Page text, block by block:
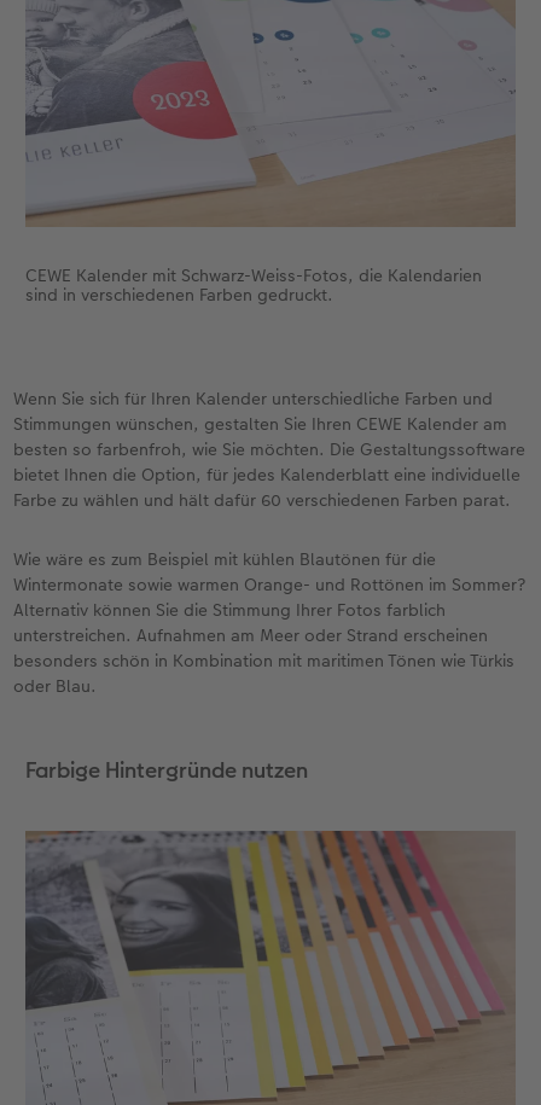
CEWE Kalender mit Schwarz-Weiss-Fotos, die Kalendarien
sind in verschiedenen Farben gedruckt.
Wenn Sie sich für Ihren Kalender unterschiedliche Farben und
Stimmungen wünschen, gestalten Sie Ihren CEWE Kalender am
besten so farbenfroh, wie Sie möchten. Die Gestaltungssoftware
bietet Ihnen die Option, für jedes Kalenderblatt eine individuelle
Farbe zu wählen und hält dafür 60 verschiedenen Farben parat.
Wie wäre es zum Beispiel mit kühlen Blautönen für die
Wintermonate sowie warmen Orange- und Rottönen im Sommer?
Alternativ können Sie die Stimmung Ihrer Fotos farblich
unterstreichen. Aufnahmen am Meer oder Strand erscheinen
besonders schön in Kombination mit maritimen Tönen wie Türkis
oder Blau.
Farbige Hintergründe nutzen